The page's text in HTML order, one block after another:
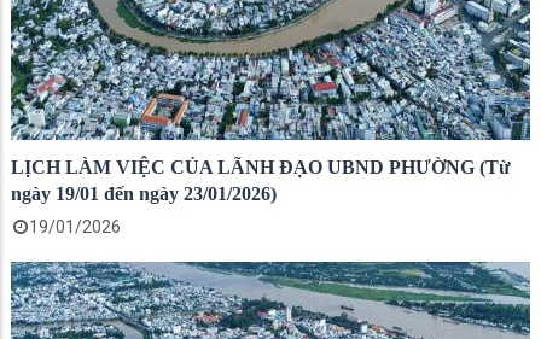
LỊCH LÀM VIỆC CỦA LÃNH ĐẠO UBND PHƯỜNG (Từ
ngày 19/01 đến ngày 23/01/2026)
19/01/2026